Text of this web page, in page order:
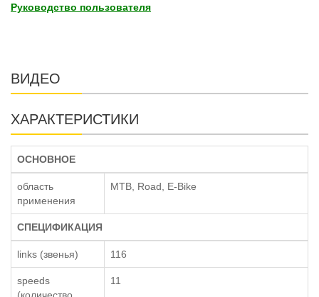
Руководство пользователя
ВИДЕО
ХАРАКТЕРИСТИКИ
ОСНОВНОЕ
область
применения
MTB, Road, E-Bike
СПЕЦИФИКАЦИЯ
links (звенья) 116
speeds
(количество
11